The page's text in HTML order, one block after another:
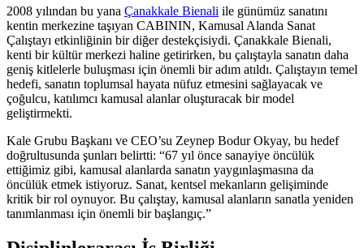
2008 yılından bu yana Çanakkale Bienali ile günümüz sanatını
kentin merkezine taşıyan CABININ, Kamusal Alanda Sanat
Çalıştayı etkinliğinin bir diğer destekçisiydi. Çanakkale Bienali,
kenti bir kültür merkezi haline getirirken, bu çalıştayla sanatın daha
geniş kitlelerle buluşması için önemli bir adım atıldı. Çalıştayın temel
hedefi, sanatın toplumsal hayata nüfuz etmesini sağlayacak ve
çoğulcu, katılımcı kamusal alanlar oluşturacak bir model
geliştirmekti.
Kale Grubu Başkanı ve CEO’su Zeynep Bodur Okyay, bu hedef
doğrultusunda şunları belirtti: “67 yıl önce sanayiye öncülük
ettiğimiz gibi, kamusal alanlarda sanatın yaygınlaşmasına da
öncülük etmek istiyoruz. Sanat, kentsel mekanların gelişiminde
kritik bir rol oynuyor. Bu çalıştay, kamusal alanların sanatla yeniden
tanımlanması için önemli bir başlangıç.”